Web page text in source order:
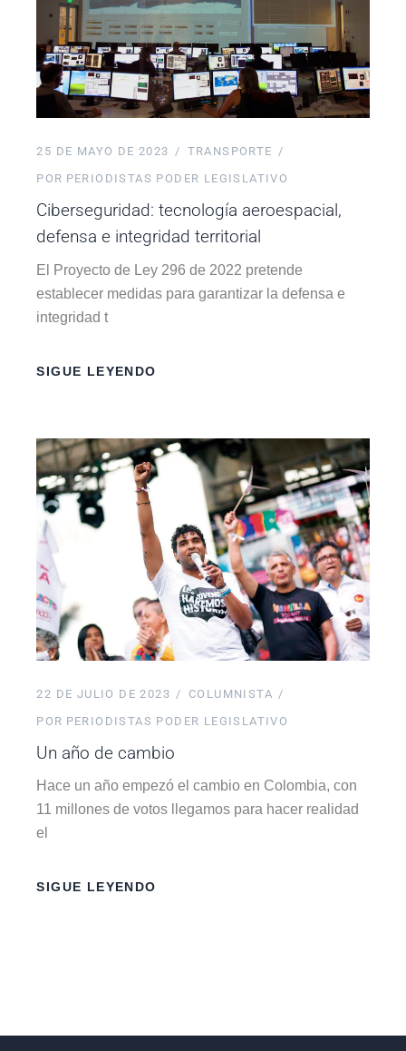
25 DE MAYO DE 2023
TRANSPORTE
POR PERIODISTAS PODER LEGISLATIVO
Ciberseguridad: tecnología aeroespacial,
defensa e integridad territorial
El Proyecto de Ley 296 de 2022 pretende
establecer medidas para garantizar la defensa e
integridad t
SIGUE LEYENDO
22 DE JULIO DE 2023
COLUMNISTA
POR PERIODISTAS PODER LEGISLATIVO
Un año de cambio
Hace un año empezó el cambio en Colombia, con
11 millones de votos llegamos para hacer realidad
el
SIGUE LEYENDO